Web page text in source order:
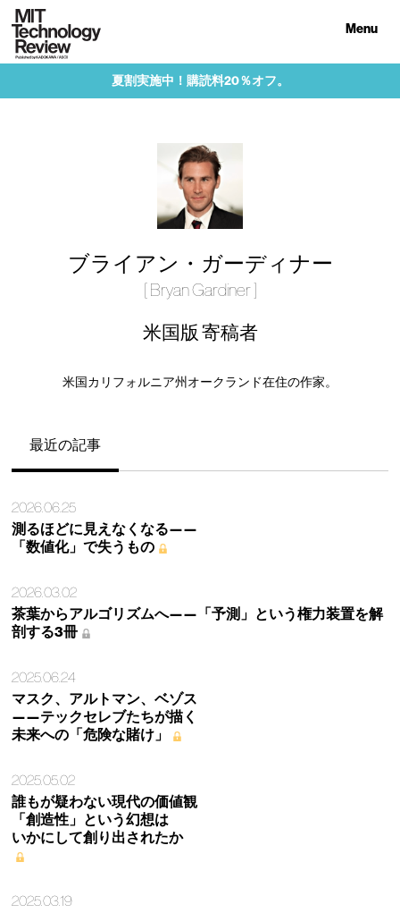
Menu
夏割実施中！購読料20％オフ。
ブライアン・ガーディナー
[ Bryan Gardiner ]
米国版 寄稿者
米国カリフォルニア州オークランド在住の作家。
最近の記事
2026.06.25
測るほどに見えなくなる——
「数値化」で失うもの
2026.03.02
茶葉からアルゴリズムへ——「予測」という権力装置を解
剖する3冊
2025.06.24
マスク、アルトマン、ベゾス
——テックセレブたちが描く
未来への「危険な賭け」
2025.05.02
誰もが疑わない現代の価値観
「創造性」という幻想は
いかにして創り出されたか
2025.03.19